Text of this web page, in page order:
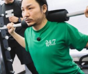
なっています。
ば他店舗の利用もできる(※)た
自宅近く」といった形で店舗を
ュールに合わせて柔軟に調整し
っています。